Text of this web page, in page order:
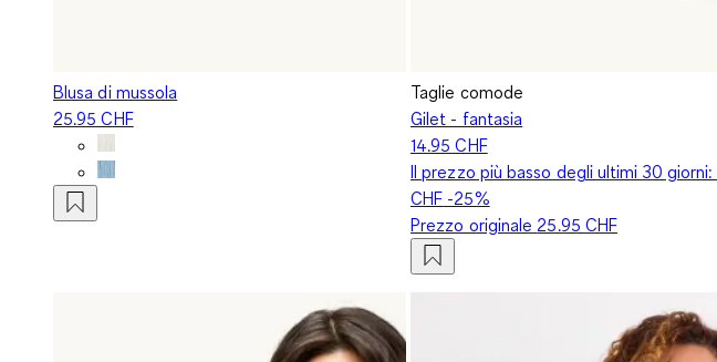
Blusa di mussola
25.95 CHF
Taglie comode
Gilet - fantasia
14.95 CHF
Il prezzo più basso degli ultimi 30 giorni:
CHF -25%
Prezzo originale 25.95 CHF